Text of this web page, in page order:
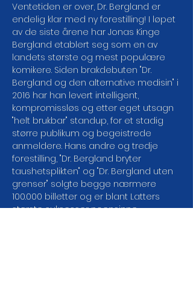
Ventetiden er over, Dr. Bergland er
endelig klar med ny forestilling! I løpet
av de siste årene har Jonas Kinge
Bergland etablert seg som en av
landets største og mest populære
komikere. Siden brakdebuten "Dr.
Bergland og den alternative medisin" i
2016 har han levert intelligent,
kompromissløs og etter eget utsagn
"helt brukbar" standup, for et stadig
større publikum og begeistrede
anmeldere. Hans andre og tredje
forestilling, "Dr. Bergland bryter
taushetsplikten" og "Dr. Bergland uten
grenser" solgte begge nærmere
100.000 billetter og er blant Latters
største suksesser noensinne.